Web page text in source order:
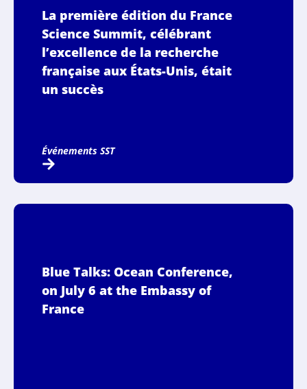
La première édition du France
Science Summit, célébrant
l’excellence de la recherche
française aux États-Unis, était
un succès
Événements SST
Blue Talks: Ocean Conference,
on July 6 at the Embassy of
France